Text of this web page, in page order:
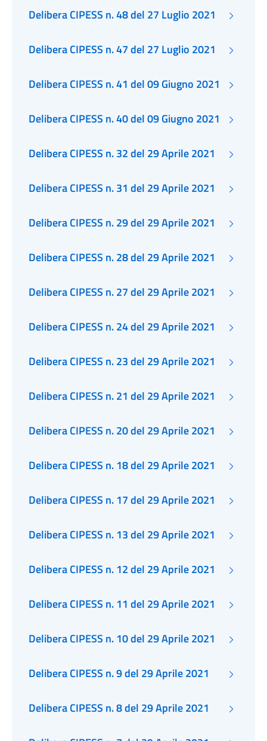
Delibera CIPESS n. 48 del 27 Luglio 2021
Delibera CIPESS n. 47 del 27 Luglio 2021
Delibera CIPESS n. 41 del 09 Giugno 2021
Delibera CIPESS n. 40 del 09 Giugno 2021
Delibera CIPESS n. 32 del 29 Aprile 2021
Delibera CIPESS n. 31 del 29 Aprile 2021
Delibera CIPESS n. 29 del 29 Aprile 2021
Delibera CIPESS n. 28 del 29 Aprile 2021
Delibera CIPESS n. 27 del 29 Aprile 2021
Delibera CIPESS n. 24 del 29 Aprile 2021
Delibera CIPESS n. 23 del 29 Aprile 2021
Delibera CIPESS n. 21 del 29 Aprile 2021
Delibera CIPESS n. 20 del 29 Aprile 2021
Delibera CIPESS n. 18 del 29 Aprile 2021
Delibera CIPESS n. 17 del 29 Aprile 2021
Delibera CIPESS n. 13 del 29 Aprile 2021
Delibera CIPESS n. 12 del 29 Aprile 2021
Delibera CIPESS n. 11 del 29 Aprile 2021
Delibera CIPESS n. 10 del 29 Aprile 2021
Delibera CIPESS n. 9 del 29 Aprile 2021
Delibera CIPESS n. 8 del 29 Aprile 2021